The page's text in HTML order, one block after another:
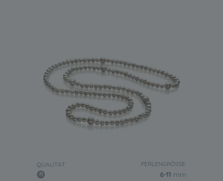
QUALITÄT: PERLENGRÖSSE:
6-11 mm